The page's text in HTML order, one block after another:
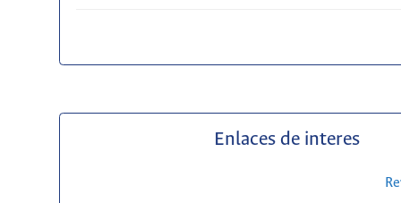
Enlaces de interes